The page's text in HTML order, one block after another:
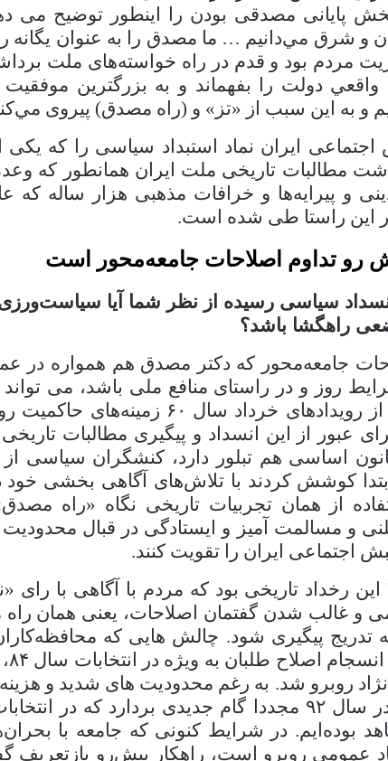
پایانی مصدقی بودن را اینطور توضیح می
و شرق مي‌دانيم … ما مصدق را به عنوان
مردم بود و قدم در راه خواسته‌های ملت
دولت را بفهماند و به بزرگترين موفقيت
و به اين سبب از «تز» و (راه مصدق) پيروی
ایران نماد استبداد سیاسی را که
مطالبات تاریخی ملت ایران همانطور که
و پیرایه‌ها و خرافات مذهبی هزار ساله که
این راستا طی شده است.
رو تداوم اصلاحات جامعه‌محور است
سیاسی رسیده از نظر شما آیا سیاست‌ورزی
راهگشا باشد؟
جامعه‌محور که دکتر مصدق هم همواره در
روز و در راستای منافع ملی باشد، می
رویدادهای خرداد سال ۶۰ زمینه‌های حاکمیت
عبور از این انسداد و پیگیری مطالبات
اساسی هم تبلور دارد، کنشگران سیاسی
ابتدا کوشش کردند با تلاش‌های آگاهی بخشی
از همان تجربیات تاریخی نگاه «راه
و مسالمت آمیز و ایستادگی در قبال
اجتماعی ایران را تقویت کنند.
این رخداد تاریخی بود که مردم با آگاهی با رای
و غالب شدن گفتمان اصلاحات، یعنی همان
تدریج پیگیری شود. چالش هایی که
اصلاح طلبان به ویژه در انتخابات سال ۸۴
روبرو شد. به رغم محدودیت های شدید و هزینه
در سال۹۲ مجددا گام جدیدی بردارد که در
بوده‌ایم. در شرایط کنونی که جامعه با
روبرو است، راهکار پیش‌رو بازتعریف